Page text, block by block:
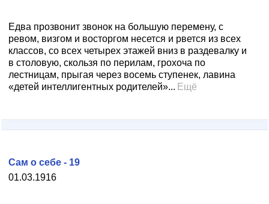
Едва прозвонит звонок на большую перемену, с
ревом, визгом и восторгом несется и рвется из всех
классов, со всех четырех этажей вниз в раздевалку и
в столовую, скользя по перилам, грохоча по
лестницам, прыгая через восемь ступенек, лавина
«детей интеллигентных родителей»... Ещё
01.03.1916
Сам о себе - 19